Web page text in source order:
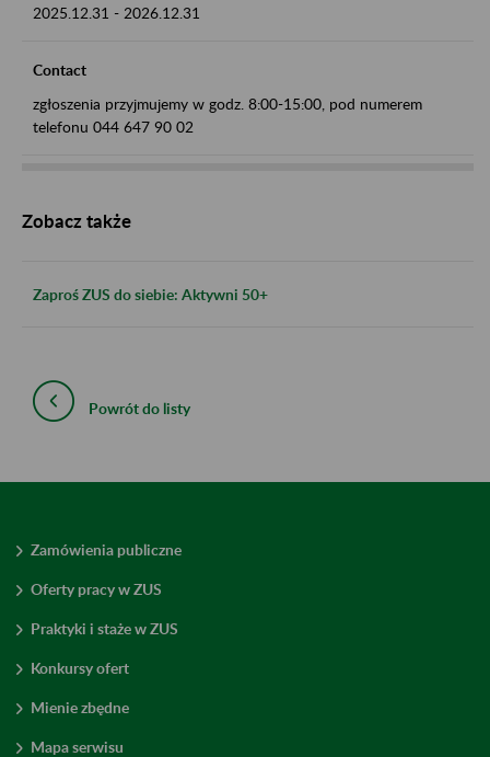
2025.12.31 - 2026.12.31
Contact
zgłoszenia przyjmujemy w godz. 8:00-15:00, pod numerem
telefonu 044 647 90 02
Zobacz także
Zaproś ZUS do siebie: Aktywni 50+
Powrót do listy
Zamówienia publiczne
Oferty pracy w ZUS
Praktyki i staże w ZUS
Konkursy ofert
Mienie zbędne
Mapa serwisu